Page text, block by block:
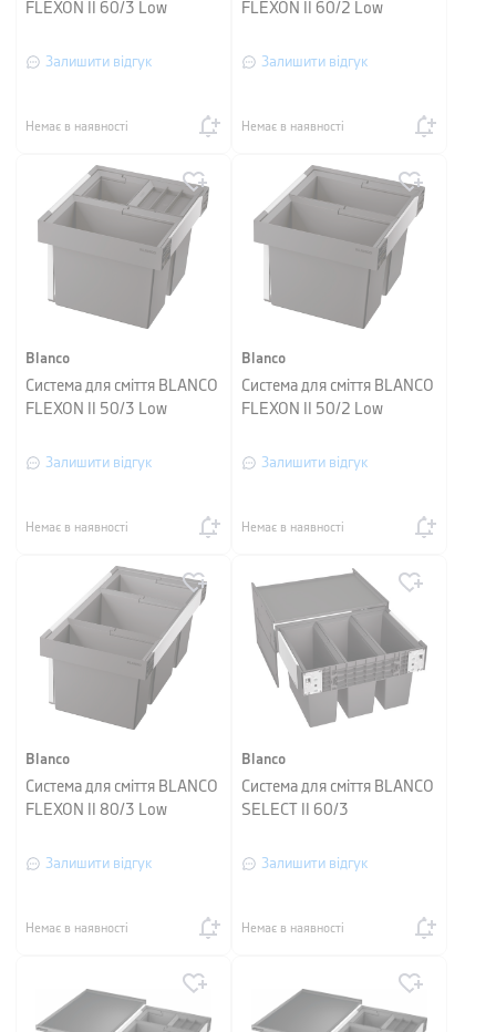
FLEXON II 60/3 Low
Залишити відгук
Немає в наявності
FLEXON II 60/2 Low
Залишити відгук
Немає в наявності
Blanco
Система для сміття BLANCO
FLEXON II 50/3 Low
Залишити відгук
Немає в наявності
Blanco
Система для сміття BLANCO
FLEXON II 50/2 Low
Залишити відгук
Немає в наявності
Blanco
Система для сміття BLANCO
FLEXON II 80/3 Low
Залишити відгук
Немає в наявності
Blanco
Система для сміття BLANCO
SELECT II 60/3
Залишити відгук
Немає в наявності